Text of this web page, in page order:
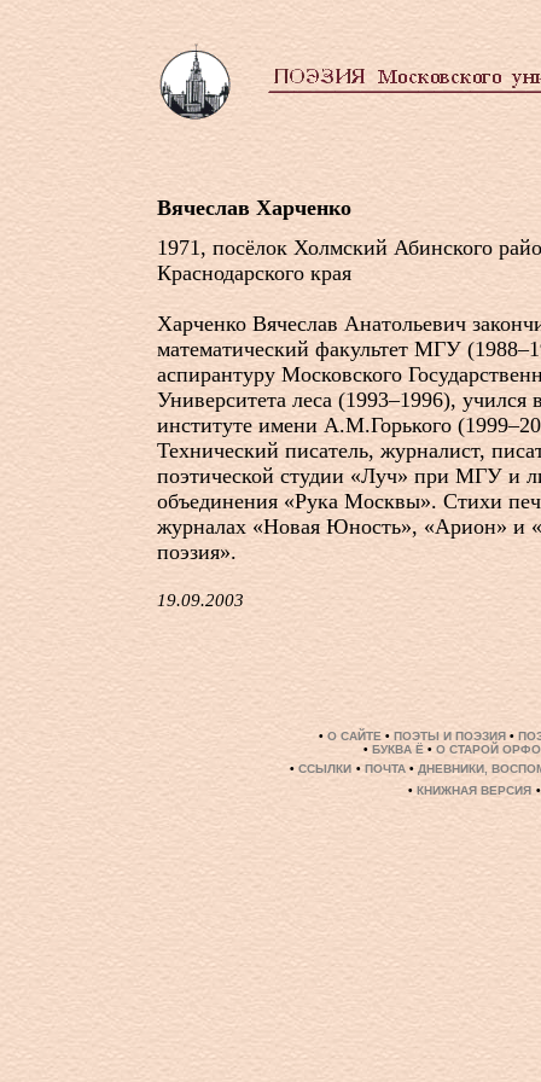
Вячеслав Харченко
1971, посёлок Холмский Абинского
Краснодарского края
Харченко Вячеслав Анатольевич
математический факультет МГУ
аспирантуру Московского
Университета леса (1993–1996), учился
институте имени А.М.Горького
Технический писатель, журналист,
поэтической студии «Луч» при МГУ и
объединения «Рука Москвы». Стихи
журналах «Новая Юность», «Арион» и
поэзия».
19.09.2003